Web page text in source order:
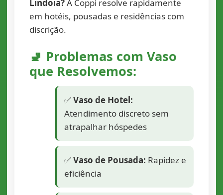
Lindoia?A Coppi resolve rapidamente
em hotéis, pousadas e residências com
discrição.
🚽 Problemas com Vaso
que Resolvemos:
✅Vaso de Hotel:
Atendimento discreto sem
atrapalhar hóspedes
✅Vaso de Pousada: Rapidez e
eficiência